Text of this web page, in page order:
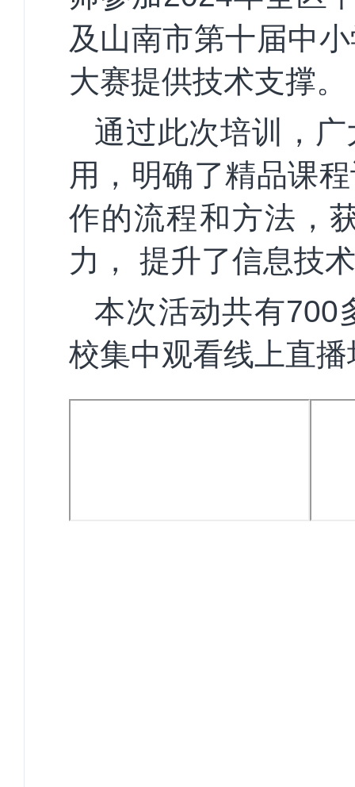
及 山南市第十届中
大赛提供技术支撑。
通过此次培训，
用 ， 明确了精品课
作的流程和方法，
力 ，
提升了信息技
本次活动共有700
校集中观看线上直